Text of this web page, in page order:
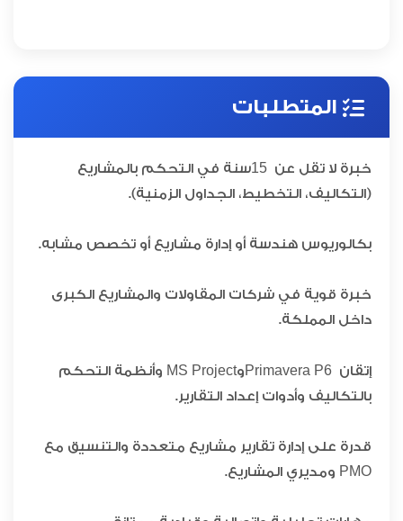
المتطلبات
خبرة لا تقل عن 15سنة في التحكم بالمشاريع
(التكاليف، التخطيط، الجداول الزمنية).
بكالوريوس هندسة أو إدارة مشاريع أو تخصص مشابه.
خبرة قوية في شركات المقاولات والمشاريع الكبرى
داخل المملكة.
إتقان Primavera P 6
وMS Project وأنظمة التحكم
بالتكاليف وأدوات إعداد التقارير.
قدرة على إدارة تقارير مشاريع متعددة والتنسيق مع
PMO ومديري المشاريع.